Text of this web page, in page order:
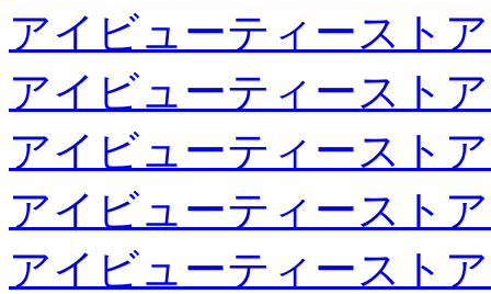
アイビューティースト
アイビューティースト
アイビューティースト
アイビューティースト
アイビューティースト